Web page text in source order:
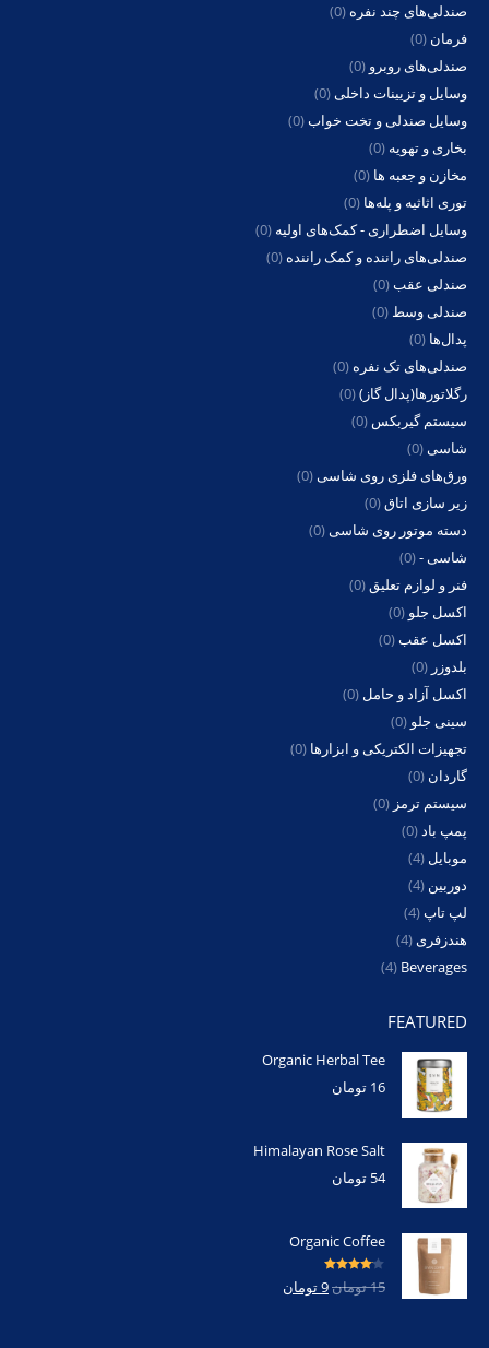
صندلی‌های چند نفره (0)
فرمان (0)
صندلی‌های روبرو (0)
وسایل و تزیینات داخلی(0)
وسایل صندلی و تخت خواب(0)
بخاری و تهویه (0)
مخازن و جعبه ها (0)
توری اثاثیه و پله‌ها (0)
وسایل اضطراری - کمک‌های اولیه (0)
صندلی‌های راننده و کمک راننده (0)
صندلی عقب(0)
صندلی وسط (0)
پدال‌ها (0)
صندلی‌های تک نفره (0)
رگلاتورها(پدال گاز)(0)
سیستم گیربکس (0)
شاسی(0)
ورق‌های فلزی روی شاسی(0)
زیر سازی اتاق(0)
دسته موتور روی شاسی(0)
شاسی -(0)
فنر و لوازم تعلیق(0)
اکسل جلو (0)
اکسل عقب(0)
بلدوزر (0)
اکسل آزاد و حامل (0)
سینی جلو (0)
تجهیزات الکتریکی و ابزارها (0)
گاردان (0)
سیستم ترمز (0)
پمپ باد(0)
موبایل (4)
دوربین (4)
لپ تاپ(4)
هندزفری(4)
Beverages
(4)
FEATURED
Organic Herbal Tee
16 تومان
Himalayan Rose Salt
54 تومان
Organic Coffee
امتیاز4.00
از 5 15تومان9تومان